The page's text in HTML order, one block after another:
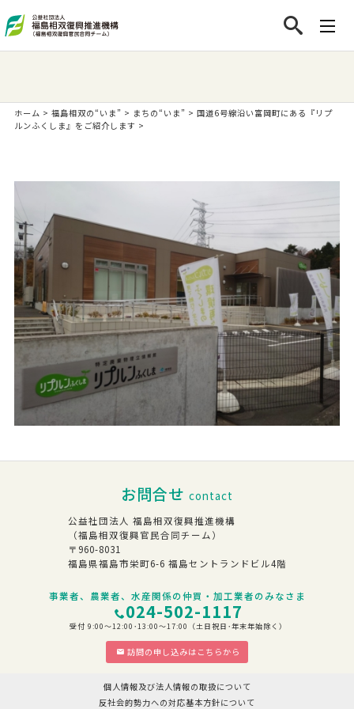
ホーム > 福島相双の“いま” > まちの“いま” > 国道6号線沿い富岡町にある『リプ
ルンふくしま』をご紹介します >
お問合せ contact
公益社団法人 福島相双復興推進機構
（福島相双復興官民合同チーム）
〒960-8031
福島県福島市栄町6-6 福島セントランドビル4階
事業者、農業者、水産関係の仲買・加工業者のみなさま
024-502-1117
受付 9:00～12:00･13:00～17:00（土日祝日･年末年始除く）
訪問の申し込みはこちらから
個人情報及び法人情報の取扱について
反社会的勢力への対応基本方針について